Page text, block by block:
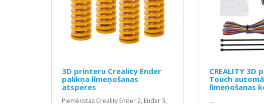
3D printeru Creality Ender
palikņa līmeņošanas
atsperes
Piemērotas Creality Ender 2, Ender 3,
CREALITY 3D
Touch
līmeņošanas
..